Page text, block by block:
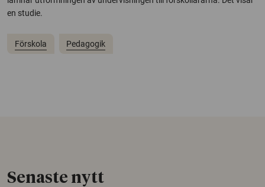
en studie.
Förskola Pedagogik
Senaste nytt